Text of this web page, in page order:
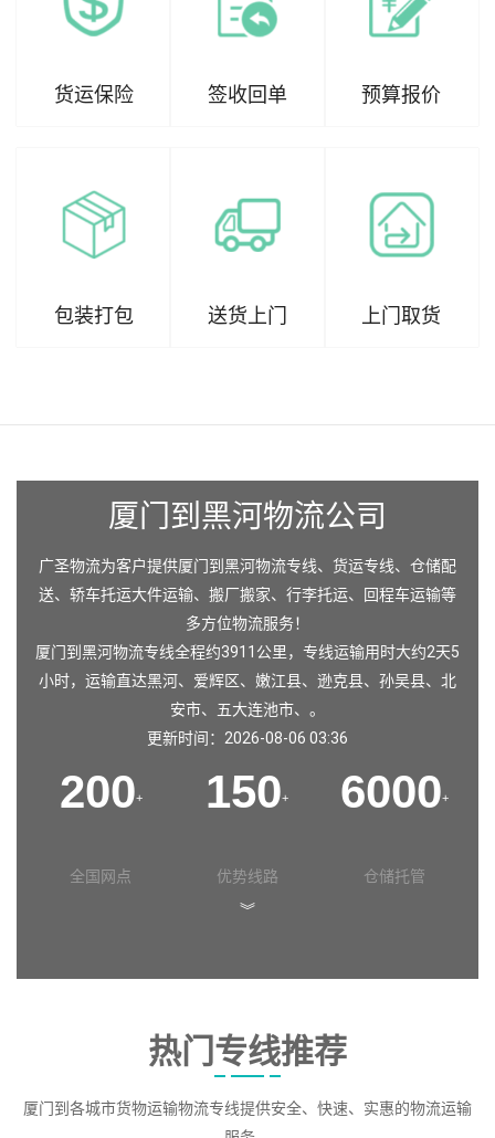
货运保险 签收回单 预算报价
包装打包 送货上门 上门取货
厦门到黑河物流公司
广圣物流为客户提供厦门到黑河物流专线、货运专线、仓储配
送、轿车托运大件运输、搬厂搬家、行李托运、回程车运输等
多方位物流服务！
厦门到黑河物流专线全程约3911公里，专线运输用时大约2天5
小时，运输直达黑河、 爱辉区、 嫩江县、 逊克县、 孙吴县、 北
安市、 五大连池市、。
更新时间：2026-08-06 03:36
200+
全国网点
150+
优势线路
6000+
仓储托管
︾
热门专线推荐
厦门到各城市货物运输物流专线提供安全、快速、实惠的物流运输